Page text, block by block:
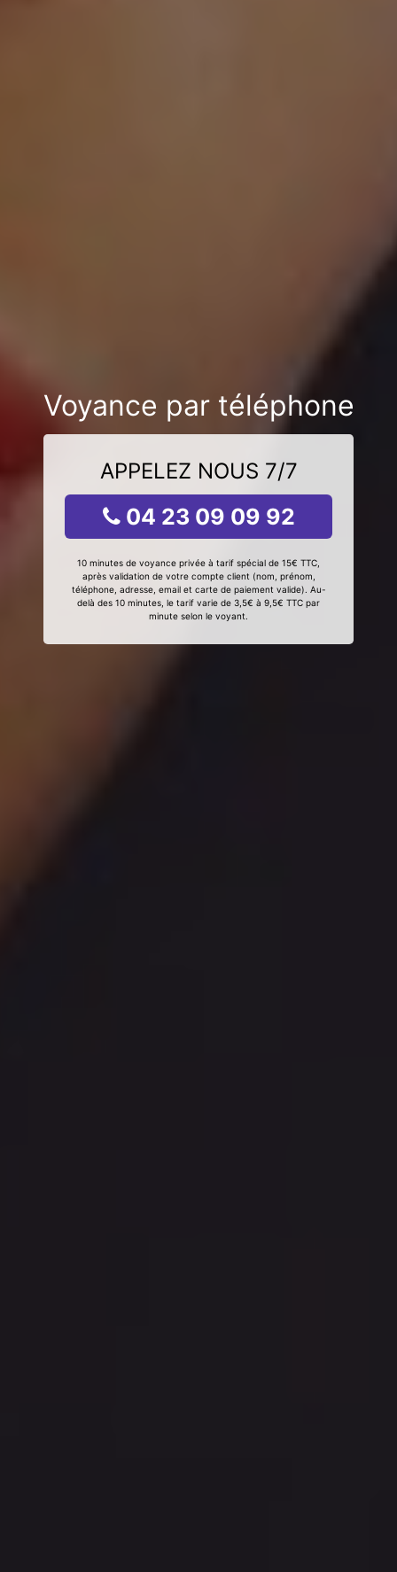
Voyance par téléphone
APPELEZ NOUS 7/7
04 23 09 09 92
10 minutes de voyance privée à tarif spécial de 15€ TTC,
après validation de votre compte client (nom, prénom,
téléphone, adresse, email et carte de paiement valide). Au-
delà des 10 minutes, le tarif varie de 3,5€ à 9,5€ TTC par
minute selon le voyant.